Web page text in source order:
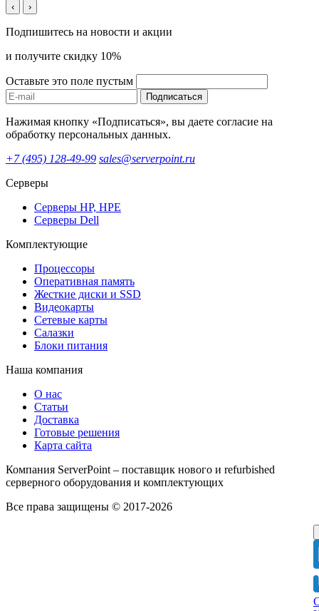
‹ ›
Подпишитесь на новости и акции
и получите скидку 10%
Оставьте это поле пустым
Подписаться
Нажимая кнопку «Подписаться», вы даете согласие на
обработку персональных данных.
+7 (495) 128-49-99 sales@serverpoint.ru
Серверы
Серверы HP, HPE
Серверы Dell
Комплектующие
Процессоры
Оперативная память
Жесткие диски и SSD
Видеокарты
Сетевые карты
Салазки
Блоки питания
Наша компания
О нас
Статьи
Доставка
Готовые решения
Карта сайта
Компания ServerPoint – поставщик нового и refurbished
серверного оборудования и комплектующих
Все права защищены © 2017-2026